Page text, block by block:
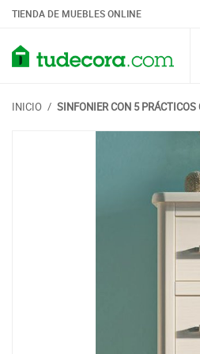
TIENDA DE MUEBLES ONLINE
INICIO / SINFONIER CON 5